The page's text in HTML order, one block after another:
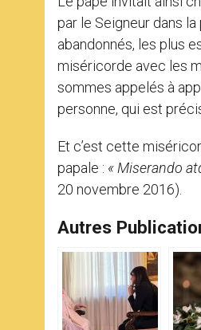
par le Seigneur dans
abandonnés, les plus
miséricorde avec les
sommes appelés à
personne, qui est
Et c’est cette
papale : « Miserando
20 novembre 2016).
Autres